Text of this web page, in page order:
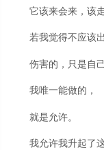
它该来会来，该
若我觉得不应该
伤害的，只是自己
我唯一能做的，
就是允许。
我允许我升起了